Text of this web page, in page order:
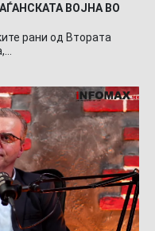
ВОЈНА ВО
рани од Втората